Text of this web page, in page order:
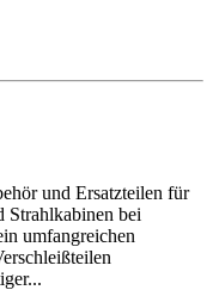
und Ersatzteilen für
Strahlkabinen bei
umfangreichen